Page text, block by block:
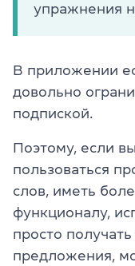
упражнения
В приложении
довольно
подпиской.
Поэтому, если
пользоваться
слов, иметь
функционалу,
просто
предложения,